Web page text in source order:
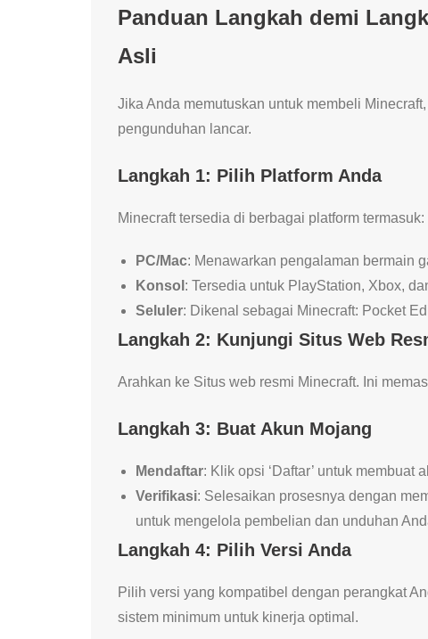
Panduan Langkah demi
Asli
Jika Anda memutuskan untuk membeli
pengunduhan lancar.
Langkah 1: Pilih Platform Anda
Minecraft tersedia di berbagai platform termasuk:
PC/Mac: Menawarkan pengalaman bermain
Konsol : Tersedia untuk PlayStation, Xbox,
Seluler: Dikenal sebagai Minecraft: Pocket
Langkah 2: Kunjungi Situs Web
Arahkan ke Situs web resmi Minecraft. Ini
Langkah 3: Buat Akun Mojang
Mendaftar: Klik opsi ‘Daftar’ untuk membuat
Verifikasi: Selesaikan prosesnya dengan
untuk mengelola pembelian dan unduhan
Langkah 4: Pilih Versi Anda
Pilih versi yang kompatibel dengan perangkat
sistem minimum untuk kinerja optimal.